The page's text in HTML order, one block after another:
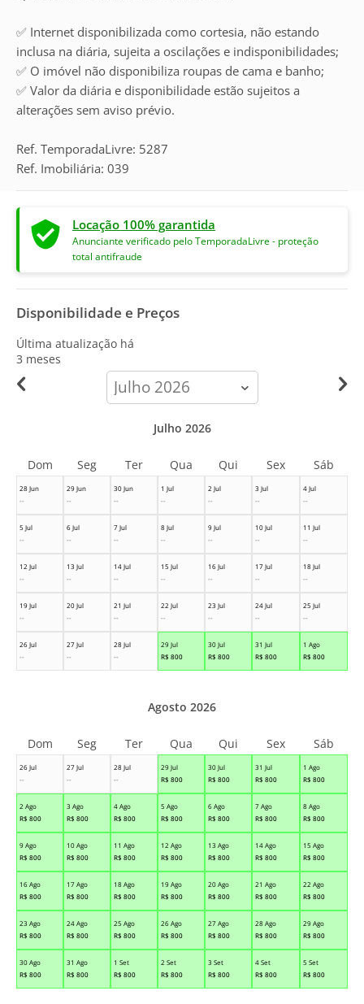
✅ Internet disponibilizada como cortesia, não estando
inclusa na diária, sujeita a oscilações e indisponibilidades;
✅ O imóvel não disponibiliza roupas de cama e banho;
✅ Valor da diária e disponibilidade estão sujeitos a
alterações sem aviso prévio.
Ref. TemporadaLivre: 5287
Ref. Imobiliária: 039
Locação 100% garantida
Anunciante verificado pelo TemporadaLivre - proteção
total antifraude
Disponibilidade e Preços
Última atualização há
3 meses
calendar-
month
28 Jun
--
29 Jun
--
30 Jun
--
1 Jul
--
2 Jul
--
3 Jul
--
4 Jul
--
5 Jul
--
6 Jul
--
7 Jul
--
8 Jul
--
9 Jul
--
10 Jul
--
11 Jul
--
12 Jul
--
13 Jul
--
14 Jul
--
15 Jul
--
16 Jul
--
17 Jul
--
18 Jul
--
19 Jul
--
20 Jul
--
21 Jul
--
22 Jul
--
23 Jul
--
24 Jul
--
25 Jul
--
26 Jul
--
27 Jul
--
28 Jul
--
29 Jul
R$ 800
30 Jul
R$ 800
31 Jul
R$ 800
1 Ago
R$ 800
Julho 2026
Dom Seg Ter Qua Qui Sex Sáb
26 Jul
--
27 Jul
--
28 Jul
--
29 Jul
R$ 800
30 Jul
R$ 800
31 Jul
R$ 800
1 Ago
R$ 800
2 Ago
R$ 800
3 Ago
R$ 800
4 Ago
R$ 800
5 Ago
R$ 800
6 Ago
R$ 800
7 Ago
R$ 800
8 Ago
R$ 800
9 Ago
R$ 800
10 Ago
R$ 800
11 Ago
R$ 800
12 Ago
R$ 800
13 Ago
R$ 800
14 Ago
R$ 800
15 Ago
R$ 800
16 Ago
R$ 800
17 Ago
R$ 800
18 Ago
R$ 800
19 Ago
R$ 800
20 Ago
R$ 800
21 Ago
R$ 800
22 Ago
R$ 800
23 Ago
R$ 800
24 Ago
R$ 800
25 Ago
R$ 800
26 Ago
R$ 800
27 Ago
R$ 800
28 Ago
R$ 800
29 Ago
R$ 800
30 Ago
R$ 800
31 Ago
R$ 800
1 Set
R$ 800
2 Set
R$ 800
3 Set
R$ 800
4 Set
R$ 800
5 Set
R$ 800
Agosto 2026
Dom Seg Ter Qua Qui Sex Sáb